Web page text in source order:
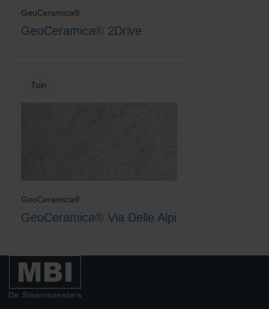
GeoCeramica®
GeoCeramica® 2Drive
Tuin
GeoCeramica®
GeoCeramica® Via Delle Alpi